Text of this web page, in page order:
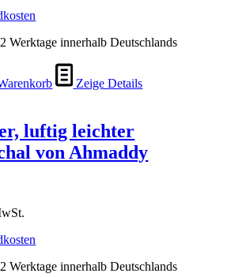
Werktage innerhalb Deutschlands
Zeige Details
luftig leichter
von Ahmaddy
Werktage innerhalb Deutschlands